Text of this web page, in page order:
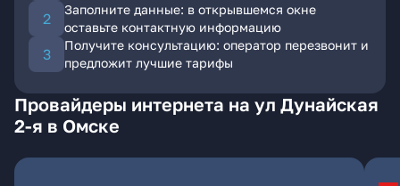
Заполните данные: в открывшемся окне
оставьте контактную информацию
Получите консультацию: оператор перезвонит и
предложит лучшие тарифы
Провайдеры интернета на ул Дунайская
2-я в Омске